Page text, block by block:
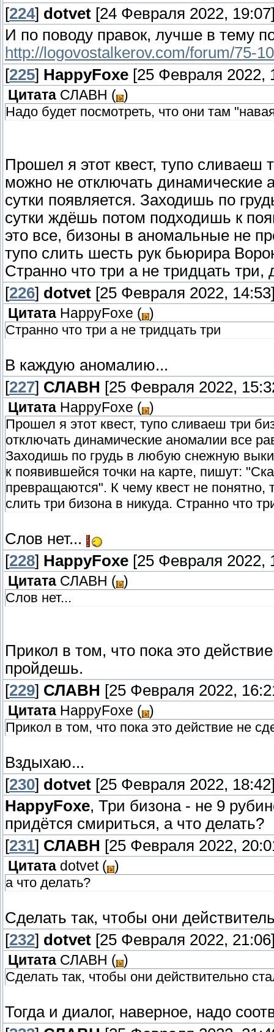
[224] dotvet [24 Февраля 2022,
И по поводу правок, лучше в тему
http://logovostalkerov.com/forum/75-
[225] HappyFoxe [25 Февраля 2022,
Цитата СЛАВН ( )
Надо будет посмотреть, что они там
Прошел я этот квест, тупо сливаеш
можно не отключать динамические
сутки появляется. Заходишь по
сутки ждёшь потом подходишь к
это все, бизоны в аномальные не
тупо слить шесть рук бьюрира
Странно что три а не тридцать три,
[226] dotvet [25 Февраля 2022,
Цитата HappyFoxe ( )
Странно что три а не тридцать три
В каждую аномалию...
[227] СЛАВН [25 Февраля 2022,
Цитата HappyFoxe ( )
Прошел я этот квест, тупо сливаеш три
отключать динамические аномалии все
Заходишь по грудь в любую снежную
к появившейся точки на карте, пишут:
превращаются". К чему квест не понятно,
слить три бизона в никуда. Странно что
Слов нет...
[228] HappyFoxe [25 Февраля 2022,
Цитата СЛАВН ( )
Слов нет...
Прикол в том, что пока это
пройдешь.
[229] СЛАВН [25 Февраля 2022,
Цитата HappyFoxe ( )
Прикол в том, что пока это действие не
Вздыхаю...
[230] dotvet [25 Февраля 2022,
HappyFoxe, Три бизона - не 9
придётся смириться, а что делать?
[231] СЛАВН [25 Февраля 2022,
Цитата dotvet( )
а что делать?
Сделать так, чтобы они
[232] dotvet [25 Февраля 2022,
Цитата СЛАВН ( )
Сделать так, чтобы они действительно
Тогда и диалог, наверное, надо